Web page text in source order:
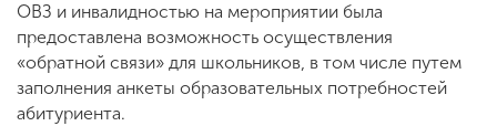
ОВЗ и инвалидностью на мероприятии была
предоставлена возможность осуществления
«обратной связи» для школьников, в том числе путем
заполнения анкеты образовательных потребностей
абитуриента.